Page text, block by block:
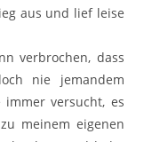
aus und lief leise
verbrochen, dass
nie jemandem
versucht, es
meinem eigenen